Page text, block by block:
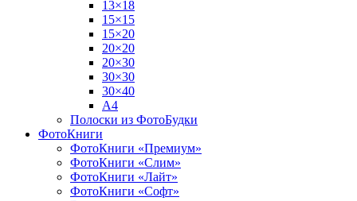
13×18
15×15
15×20
20×20
20×30
30×30
30×40
A4
Полоски из ФотоБудки
ФотоКниги
ФотоКниги «Премиум»
ФотоКниги «Слим»
ФотоКниги «Лайт»
ФотоКниги «Софт»